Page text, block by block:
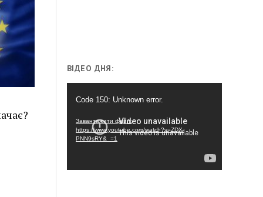
ВІДЕО ДНЯ:
Code 150: Unknown error.
Завантажити файл:
https://www.youtube.com/watch?v=ZDX-
PNN9sRY&_=1